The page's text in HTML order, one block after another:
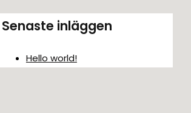
t
e
:
Senaste inläggen
Hello world!